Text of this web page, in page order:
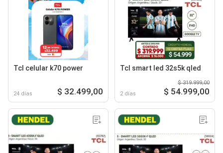
Tcl celular k70 power
24 días $ 32.499,00
Tcl smart led 32s5k qled
2 días
$ 319.999,00
$ 54.999,00